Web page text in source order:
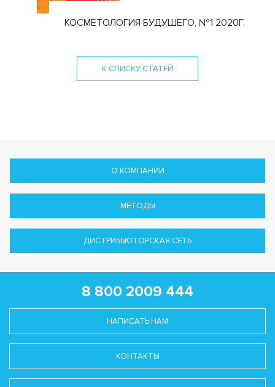
КОСМЕТОЛОГИЯ БУДУШЕГО, №1 2020Г.
К СПИСКУ СТАТЕЙ
О КОМПАНИИ
МЕТОДЫ
ДИСТРИБЬЮТОРСКАЯ СЕТЬ
8 800 2009 444
НАПИСАТЬ НАМ
КОНТАКТЫ